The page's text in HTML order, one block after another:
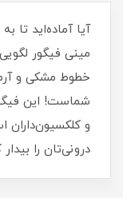
آیا آماده‌اید تا
مینی فیگور
شماست! این
و کلکسیون‌داران
درونی‌تان را